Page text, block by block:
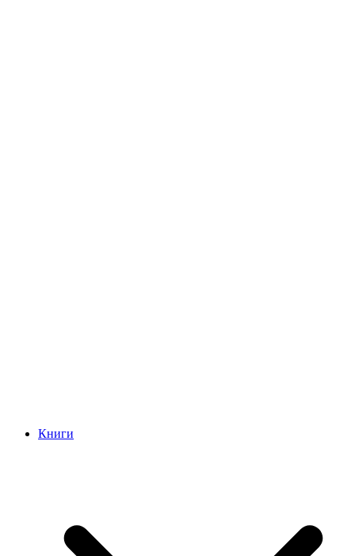
Книги